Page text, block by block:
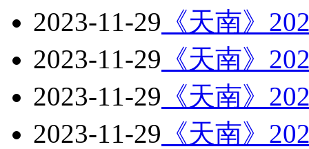
2023-11-29 《天南》
2023-11-29 《天南》
2023-11-29 《天南》
2023-11-29 《天南》